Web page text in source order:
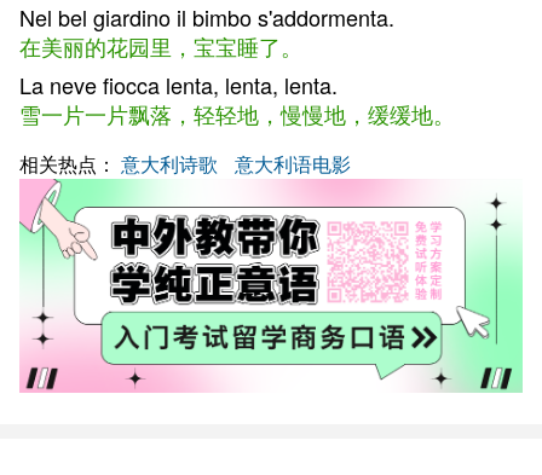
Nel bel giardino il bimbo s'addormenta.
在美丽的花园里，宝宝睡了。
La neve fiocca lenta, lenta, lenta.
雪一片一片飘落，轻轻地，慢慢地，缓缓地。
相关热点： 意大利诗歌 意大利语电影